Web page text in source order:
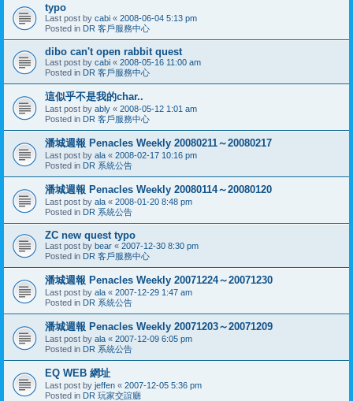
typo
Last post by cabi « 2008-06-04 5:13 pm
Posted in DR 客戶服務中心
dibo can't open rabbit quest
Last post by cabi « 2008-05-16 11:00 am
Posted in DR 客戶服務中心
這似乎不是我的char..
Last post by ably « 2008-05-12 1:01 am
Posted in DR 客戶服務中心
潘城週報 Penacles Weekly 20080211～20080217
Last post by ala « 2008-02-17 10:16 pm
Posted in DR 系統公告
潘城週報 Penacles Weekly 20080114～20080120
Last post by ala « 2008-01-20 8:48 pm
Posted in DR 系統公告
ZC new quest typo
Last post by bear « 2007-12-30 8:30 pm
Posted in DR 客戶服務中心
潘城週報 Penacles Weekly 20071224～20071230
Last post by ala « 2007-12-29 1:47 am
Posted in DR 系統公告
潘城週報 Penacles Weekly 20071203～20071209
Last post by ala « 2007-12-09 6:05 pm
Posted in DR 系統公告
EQ WEB 網址
Last post by jeffen « 2007-12-05 5:36 pm
Posted in DR 玩家交誼廳